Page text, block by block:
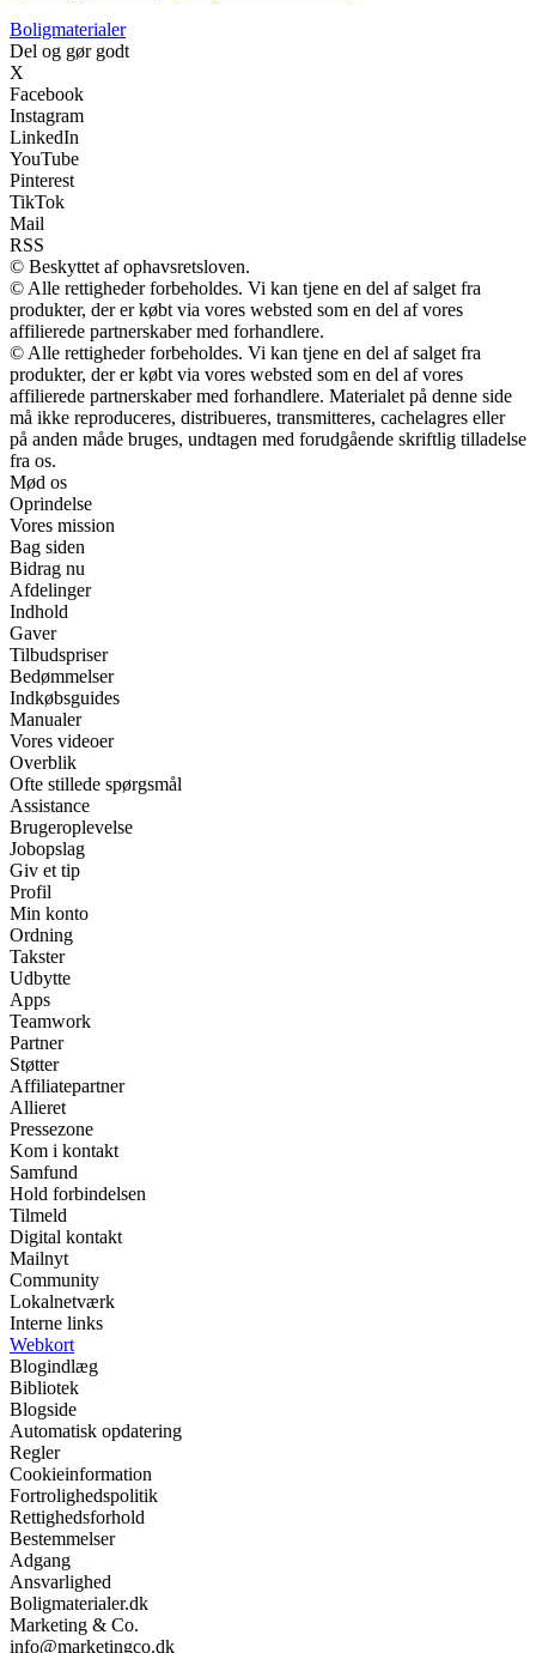
Boligmaterialer
Del og gør godt
X
Facebook
Instagram
LinkedIn
YouTube
Pinterest
TikTok
Mail
RSS
© Beskyttet af ophavsretsloven.
© Alle rettigheder forbeholdes. Vi kan tjene en del af salget fra
produkter, der er købt via vores websted som en del af vores
affilierede partnerskaber med forhandlere.
© Alle rettigheder forbeholdes. Vi kan tjene en del af salget fra
produkter, der er købt via vores websted som en del af vores
affilierede partnerskaber med forhandlere. Materialet på denne side
må ikke reproduceres, distribueres, transmitteres, cachelagres eller
på anden måde bruges, undtagen med forudgående skriftlig tilladelse
fra os.
Mød os
Oprindelse
Vores mission
Bag siden
Bidrag nu
Afdelinger
Indhold
Gaver
Tilbudspriser
Bedømmelser
Indkøbsguides
Manualer
Vores videoer
Overblik
Ofte stillede spørgsmål
Assistance
Brugeroplevelse
Jobopslag
Giv et tip
Profil
Min konto
Ordning
Takster
Udbytte
Apps
Teamwork
Partner
Støtter
Affiliatepartner
Allieret
Pressezone
Kom i kontakt
Samfund
Hold forbindelsen
Tilmeld
Digital kontakt
Mailnyt
Community
Lokalnetværk
Interne links
Webkort
Blogindlæg
Bibliotek
Blogside
Automatisk opdatering
Regler
Cookieinformation
Fortrolighedspolitik
Rettighedsforhold
Bestemmelser
Adgang
Ansvarlighed
Boligmaterialer.dk
Marketing & Co.
info@marketingco.dk